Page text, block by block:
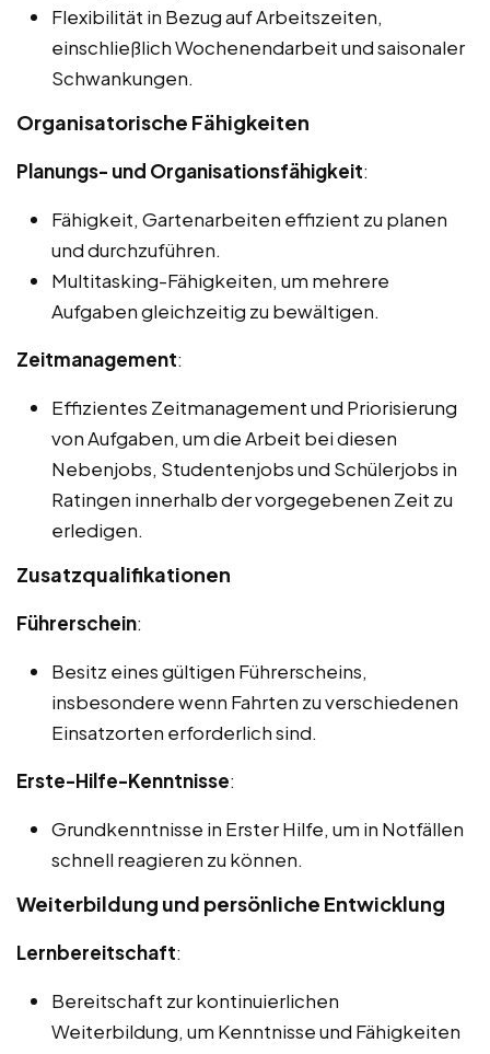
Flexibilität in Bezug auf Arbeitszeiten,
einschließlich Wochenendarbeit und saisonaler
Schwankungen.
Organisatorische Fähigkeiten
Planungs- und Organisationsfähigkeit:
Fähigkeit, Gartenarbeiten effizient zu planen
und durchzuführen.
Multitasking-Fähigkeiten, um mehrere
Aufgaben gleichzeitig zu bewältigen.
Zeitmanagement:
Effizientes Zeitmanagement und Priorisierung
von Aufgaben, um die Arbeit bei diesen
Nebenjobs, Studentenjobs und Schülerjobs in
Ratingen innerhalb der vorgegebenen Zeit zu
erledigen.
Zusatzqualifikationen
Führerschein:
Besitz eines gültigen Führerscheins,
insbesondere wenn Fahrten zu verschiedenen
Einsatzorten erforderlich sind.
Erste-Hilfe-Kenntnisse:
Grundkenntnisse in Erster Hilfe, um in Notfällen
schnell reagieren zu können.
Weiterbildung und persönliche Entwicklung
Lernbereitschaft:
Bereitschaft zur kontinuierlichen
Weiterbildung, um Kenntnisse und Fähigkeiten